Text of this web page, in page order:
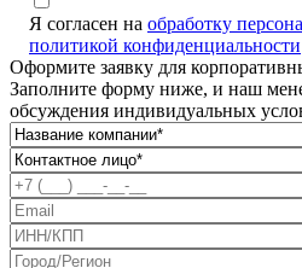
Я согласен на обработку
политикой конфиденциальности
Оформите заявку для
Заполните форму ниже, и наш
обсуждения индивидуальных